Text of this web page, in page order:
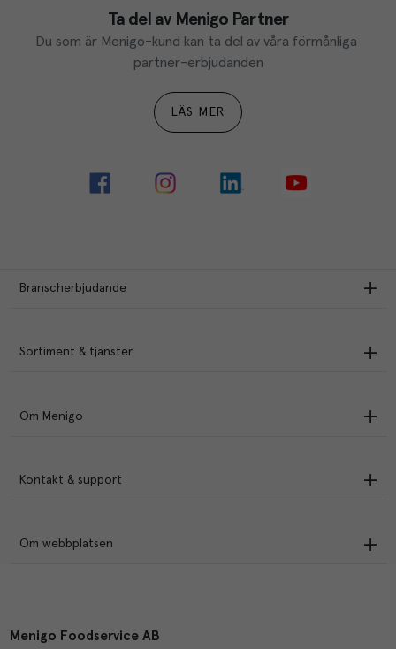
Ta del av Menigo Partner
Du som är Menigo-kund kan ta del av våra förmånliga
partner-erbjudanden
LÄS MER
Branscherbjudande
Sortiment & tjänster
Om Menigo
Kontakt & support
Om webbplatsen
Menigo Foodservice AB